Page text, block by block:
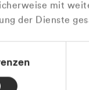
mit
der Dienste